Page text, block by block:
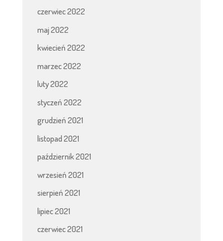
czerwiec 2022
maj 2022
kwiecień 2022
marzec 2022
luty 2022
styczeń 2022
grudzień 2021
listopad 2021
październik 2021
wrzesień 2021
sierpień 2021
lipiec 2021
czerwiec 2021